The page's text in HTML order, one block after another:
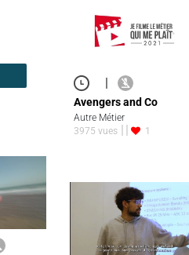
|
Avengers and Co
Autre Métier
3975 vues
1